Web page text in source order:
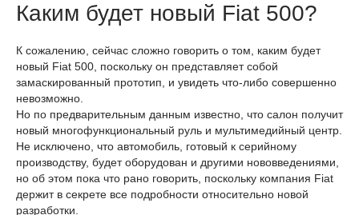
Каким будет новый Fiat 500?
К сожалению, сейчас сложно говорить о том, каким будет
новый Fiat 500, поскольку он представляет собой
замаскированный прототип, и увидеть что-либо совершенно
невозможно.
Но по предварительным данным известно, что салон получит
новый многофункциональный руль и мультимедийный центр.
Не исключено, что автомобиль, готовый к серийному
производству, будет оборудован и другими нововведениями,
но об этом пока что рано говорить, поскольку компания Fiat
держит в секрете все подробности относительно новой
разработки.